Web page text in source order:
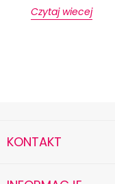
Czytaj wiecej
KONTAKT